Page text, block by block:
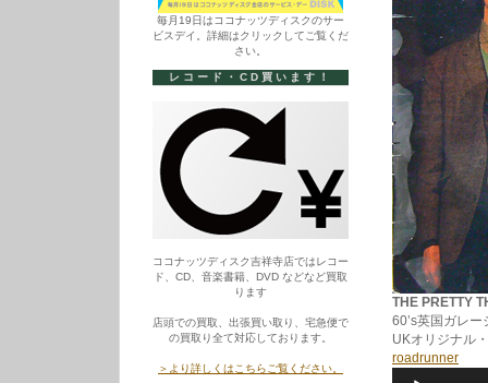
THE PRETTY
60’s英国ガレ
UKオリジナル
roadrunner
毎月19日はココナッツディスクのサー
ビスデイ。詳細はクリックしてご覧くだ
さい。
レコード・CD買います！
ココナッツディスク吉祥寺店ではレコー
ド、CD、音楽書籍、DVD などなど買取
ります
店頭での買取、出張買い取り、宅急便で
の買取り全て対応しております。
＞より詳しくはこちらご覧ください。